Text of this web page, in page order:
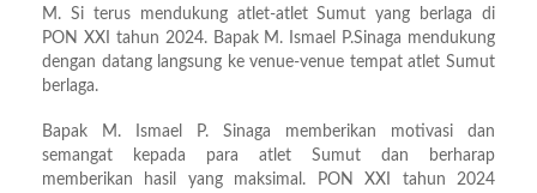
M. Si terus mendukung atlet-atlet Sumut yang berlaga di
PON XXI tahun 2024. Bapak M. Ismael P.Sinaga mendukung
dengan datang langsung ke venue-venue tempat atlet Sumut
berlaga.
Bapak M. Ismael P. Sinaga memberikan motivasi dan
semangat kepada para atlet Sumut dan berharap
memberikan hasil yang maksimal. PON XXI tahun 2024